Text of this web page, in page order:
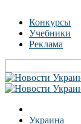
Конкурсы
Учебники
Реклама
Украина